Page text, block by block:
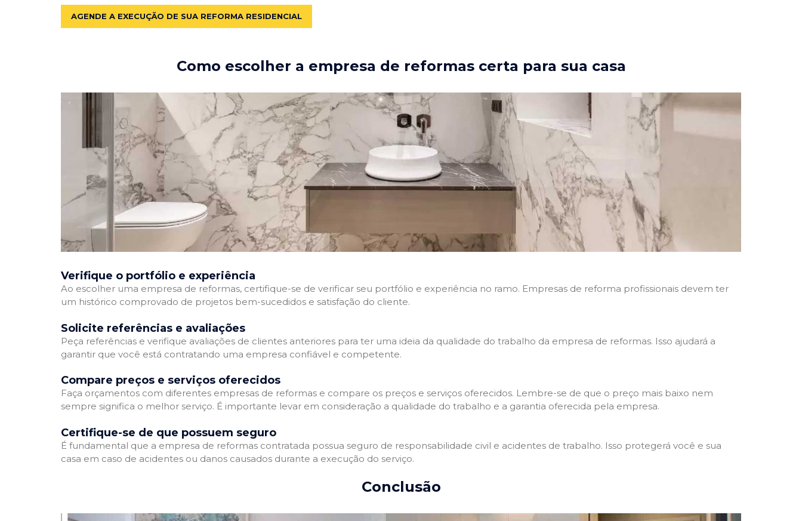
AGENDE A EXECUÇÃO DE SUA REFORMA RESIDENCIAL
Como escolher a empresa de reformas certa para sua casa
Verifique o portfólio e experiência
Ao escolher uma empresa de reformas, certifique-se de verificar seu portfólio e experiência no ramo. Empresas de reforma profissionais devem ter
um histórico comprovado de projetos bem-sucedidos e satisfação do cliente.
Solicite referências e avaliações
Peça referências e verifique avaliações de clientes anteriores para ter uma ideia da qualidade do trabalho da empresa de reformas. Isso ajudará a
garantir que você está contratando uma empresa confiável e competente.
Compare preços e serviços oferecidos
Faça orçamentos com diferentes empresas de reformas e compare os preços e serviços oferecidos. Lembre-se de que o preço mais baixo nem
sempre significa o melhor serviço. É importante levar em consideração a qualidade do trabalho e a garantia oferecida pela empresa.
Certifique-se de que possuem seguro
É fundamental que a empresa de reformas contratada possua seguro de responsabilidade civil e acidentes de trabalho. Isso protegerá você e sua
casa em caso de acidentes ou danos causados durante a execução do serviço.
Conclusão